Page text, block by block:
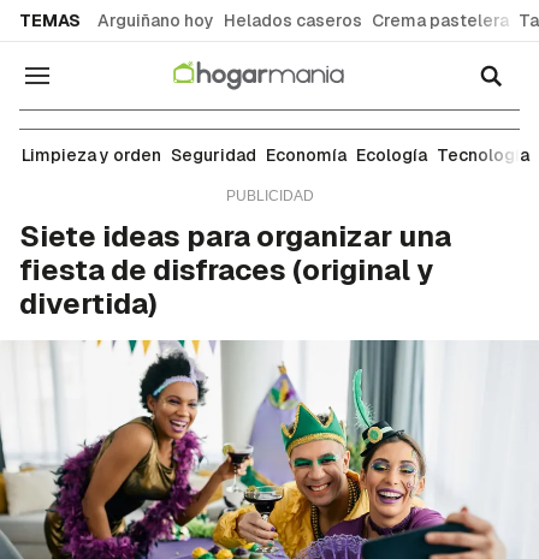
TEMAS Arguiñano hoy Helados caseros Crema pastelera
Navegación
Ambiente
Limpieza y orden Seguridad Economía Ecología Tecnología
Siete ideas para organizar una
fiesta de disfraces (original y
divertida)